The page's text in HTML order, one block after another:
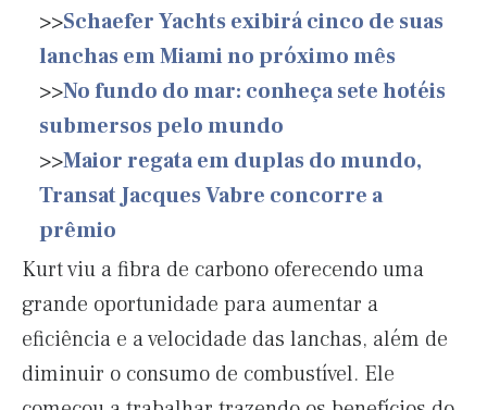
>>Schaefer Yachts exibirá cinco de suas
lanchas em Miami no próximo mês
>>No fundo do mar: conheça sete hotéis
submersos pelo mundo
>>Maior regata em duplas do mundo,
Transat Jacques Vabre concorre a
prêmio
Kurt viu a fibra de carbono oferecendo uma
grande oportunidade para aumentar a
eficiência e a velocidade das lanchas, além de
diminuir o consumo de combustível. Ele